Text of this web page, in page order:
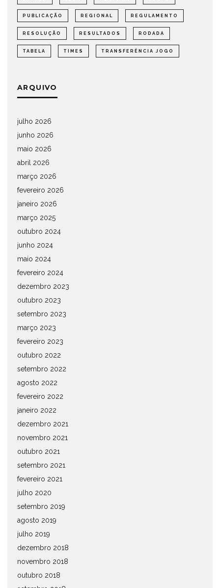
PUBLICAÇÃO REGIONAL REGULAMENTO
RESOLUÇÃO RESULTADOS RODADA
TABELA TIMES TRANSFERÊNCIA JOGO
ARQUIVO
julho 2026
junho 2026
maio 2026
abril 2026
março 2026
fevereiro 2026
janeiro 2026
março 2025
outubro 2024
junho 2024
maio 2024
fevereiro 2024
dezembro 2023
outubro 2023
setembro 2023
março 2023
fevereiro 2023
outubro 2022
setembro 2022
agosto 2022
fevereiro 2022
janeiro 2022
dezembro 2021
novembro 2021
outubro 2021
setembro 2021
fevereiro 2021
julho 2020
setembro 2019
agosto 2019
julho 2019
dezembro 2018
novembro 2018
outubro 2018